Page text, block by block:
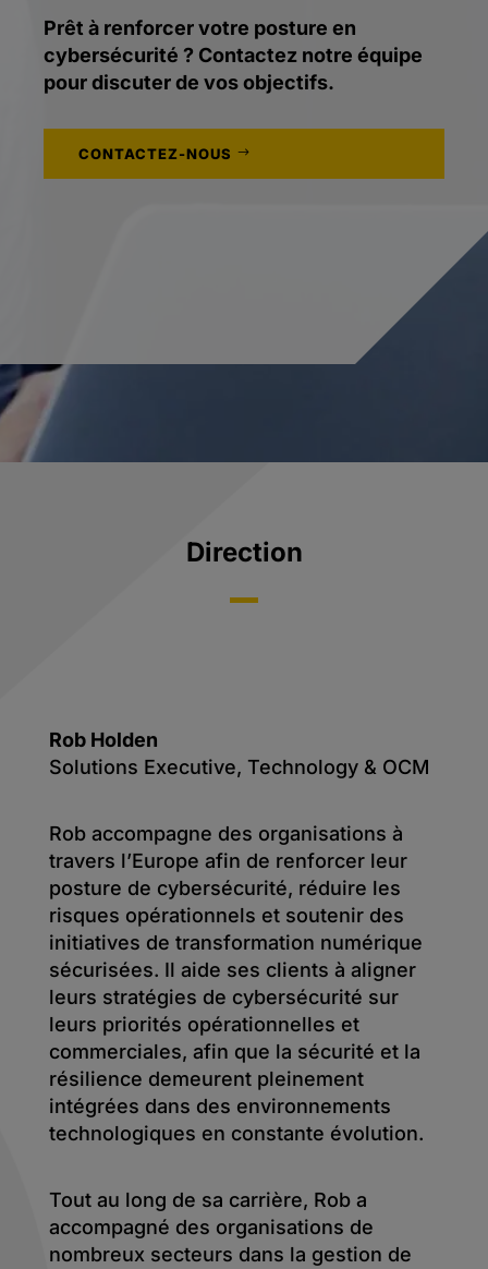
Prêt à renforcer votre posture en
cybersécurité ? Contactez notre équipe
pour discuter de vos objectifs.
CONTACTEZ-NOUS
Direction
Rob Holden
Solutions Executive, Technology & OCM
Rob accompagne des organisations à
travers l’Europe afin de renforcer leur
posture de cybersécurité, réduire les
risques opérationnels et soutenir des
initiatives de transformation numérique
sécurisées. Il aide ses clients à aligner
leurs stratégies de cybersécurité sur
leurs priorités opérationnelles et
commerciales, afin que la sécurité et la
résilience demeurent pleinement
intégrées dans des environnements
technologiques en constante évolution.
Tout au long de sa carrière, Rob a
accompagné des organisations de
nombreux secteurs dans la gestion de